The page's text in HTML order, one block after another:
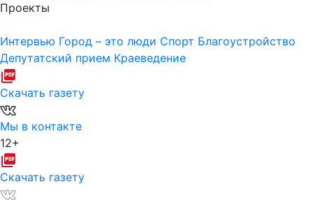
Проекты
Интервью Город – это люди Спорт Благоустройство
Депутатский прием Краеведение
Скачать газету
Мы в контакте
12+
Скачать газету